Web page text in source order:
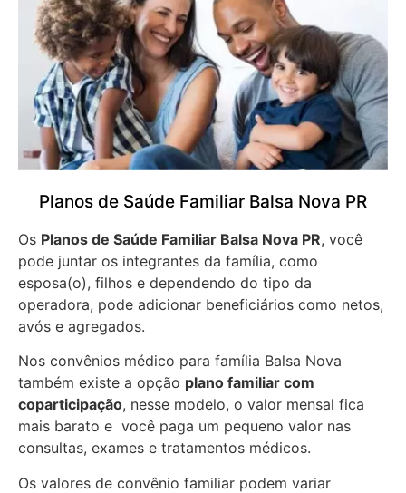
Planos de Saúde Familiar Balsa Nova PR
Os Planos de Saúde Familiar Balsa Nova PR, você
pode juntar os integrantes da família, como
esposa(o), filhos e dependendo do tipo da
operadora, pode adicionar beneficiários como netos,
avós e agregados.
Nos convênios médico para família Balsa Nova
também existe a opção plano familiar com
coparticipação, nesse modelo, o valor mensal fica
mais barato e você paga um pequeno valor nas
consultas, exames e tratamentos médicos.
Os valores de convênio familiar podem variar